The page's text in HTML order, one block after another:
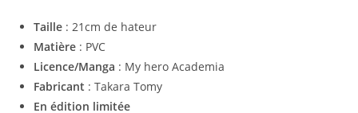
Taille : 21cm de hateur
Matière : PVC
Licence/Manga : My hero Academia
Fabricant : Takara Tomy
En édition limitée